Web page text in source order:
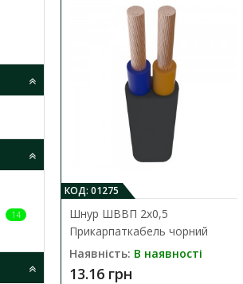
14
КОД: 01275
Шнур ШВВП 2х0,5
Прикарпаткабель чорний
Наявність: В наявності
13.16 грн